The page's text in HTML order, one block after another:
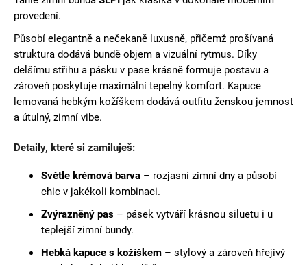
provedení.
Působí elegantně a nečekaně luxusně, přičemž prošívaná
struktura dodává bundě objem a vizuální rytmus. Díky
delšímu střihu a pásku v pase krásně formuje postavu a
zároveň poskytuje maximální tepelný komfort. Kapuce
lemovaná hebkým kožíškem dodává outfitu ženskou jemnost
a útulný, zimní vibe.
Detaily, které si zamiluješ:
Světle krémová barva – rozjasní zimní dny a působí
chic v jakékoli kombinaci.
Zvýrazněný pas – pásek vytváří krásnou siluetu i u
teplejší zimní bundy.
Hebká kapuce s kožíškem – stylový a zároveň hřejivý
u
j
e
m
e